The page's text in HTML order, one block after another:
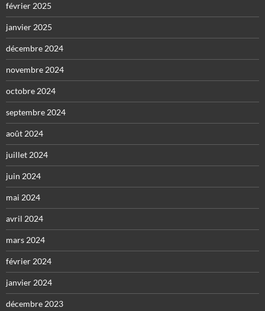
février 2025
janvier 2025
décembre 2024
novembre 2024
octobre 2024
septembre 2024
août 2024
juillet 2024
juin 2024
mai 2024
avril 2024
mars 2024
février 2024
janvier 2024
décembre 2023